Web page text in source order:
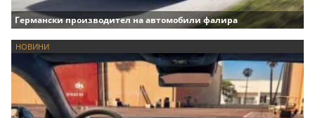
Германски производител на автомобили фалира
НОВИНИ